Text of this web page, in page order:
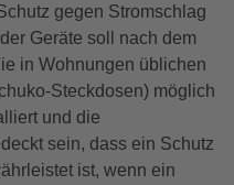
gegen Stromschlag
Geräte soll nach dem
in Wohnungen üblichen
Steckdosen) möglich
und die
sein, dass ein Schutz
ist, wenn ein